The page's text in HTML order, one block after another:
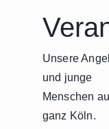
Unsere
und junge
Menschen
ganz Köln.